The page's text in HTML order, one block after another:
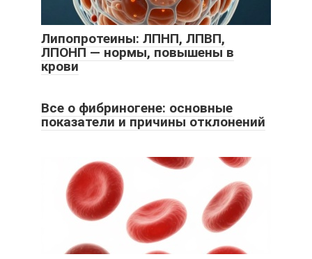
Липопротеины: ЛПНП, ЛПВП,
ЛПОНП — нормы, повышены в
крови
Все о фибриногене: основные
показатели и причины отклонений